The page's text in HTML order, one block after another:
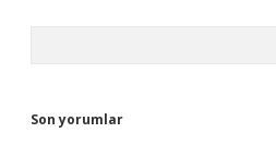
Son yorumlar